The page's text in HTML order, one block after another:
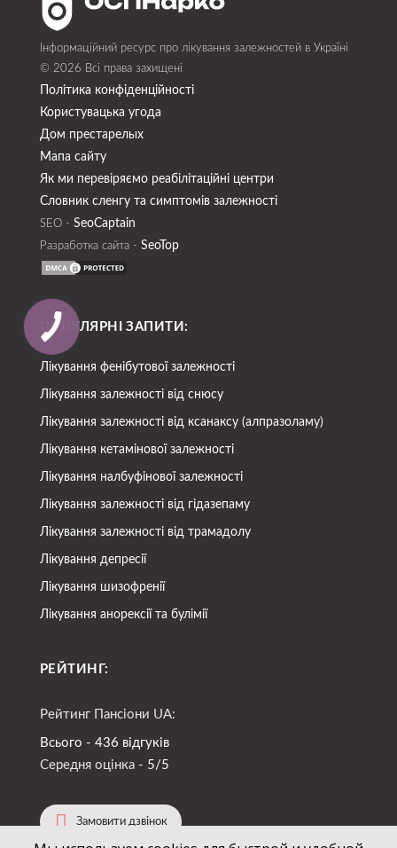
Інформаційний ресурс про лікування залежностей в Україні
© 2026 Всі права захищені
Політика конфіденційності
Користувацька угода
Дом престарелых
Мапа сайту
Як ми перевіряємо реабілітаційні центри
Словник сленгу та симптомів залежності
SEO - SeoСaptain
Разработка сайта - SeoTop
ПОПУЛЯРНІ ЗАПИТИ:
Лікування фенібутової залежності
Лікування залежності від снюсу
Лікування залежності від ксанаксу (алпразоламу)
Лікування кетамінової залежності
Лікування налбуфінової залежності
Лікування залежності від гідазепаму
Лікування залежності від трамадолу
Лікування депресії
Лікування шизофренії
Лікування анорексії та булімії
РЕЙТИНГ:
Рейтинг Пансіони UA:
Всього - 436 відгуків
Середня оцінка - 5/5
Замовити дзвінок